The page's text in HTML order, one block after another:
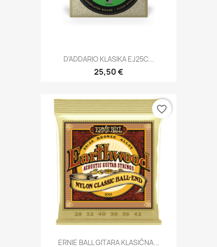
D'ADDARIO KLASIKA EJ25C...
25,50 €
ERNIE BALL GITARA KLASIČNA...
favorite_border